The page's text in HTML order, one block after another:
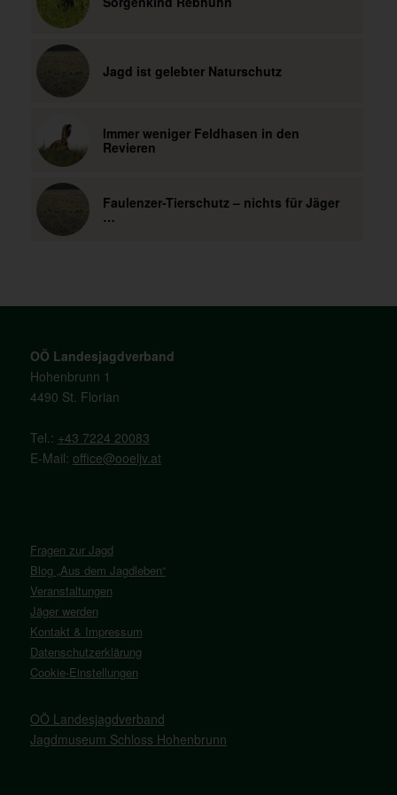
Jagd ist gelebter Naturschutz
Immer weniger Feldhasen in den
Revieren
Faulenzer-Tierschutz – nichts für Jäger
…
OÖ Landesjagdverband
Hohenbrunn 1
4490 St. Florian
Tel.: +43 7224 20083
E-Mail: office@ooeljv.at
Fragen zur Jagd
Blog „Aus dem Jagdleben“
Veranstaltungen
Jäger werden
Kontakt & Impressum
Datenschutzerklärung
Cookie-Einstellungen
OÖ Landesjagdverband
Jagdmuseum Schloss Hohenbrunn